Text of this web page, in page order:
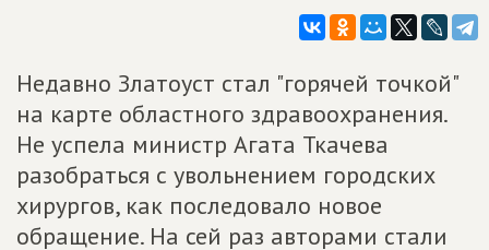
Недавно Златоуст стал "горячей точкой"
на карте областного здравоохранения.
Не успела министр Агата Ткачева
разобраться с увольнением городских
хирургов, как последовало новое
обращение. На сей раз авторами стали